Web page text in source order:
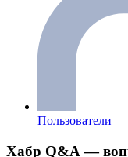
Пользователи
Хабр Q&A —